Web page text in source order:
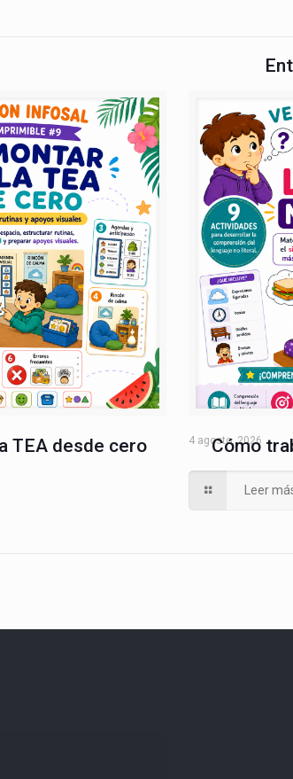
TEA desde cero 4 agosto, 2026
Cómo
Leer